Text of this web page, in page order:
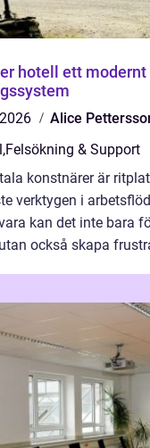
hotell ett modernt
Alice
,Felsökning & Support
konstnärer är
verktygen i
kan det inte bara
också skapa